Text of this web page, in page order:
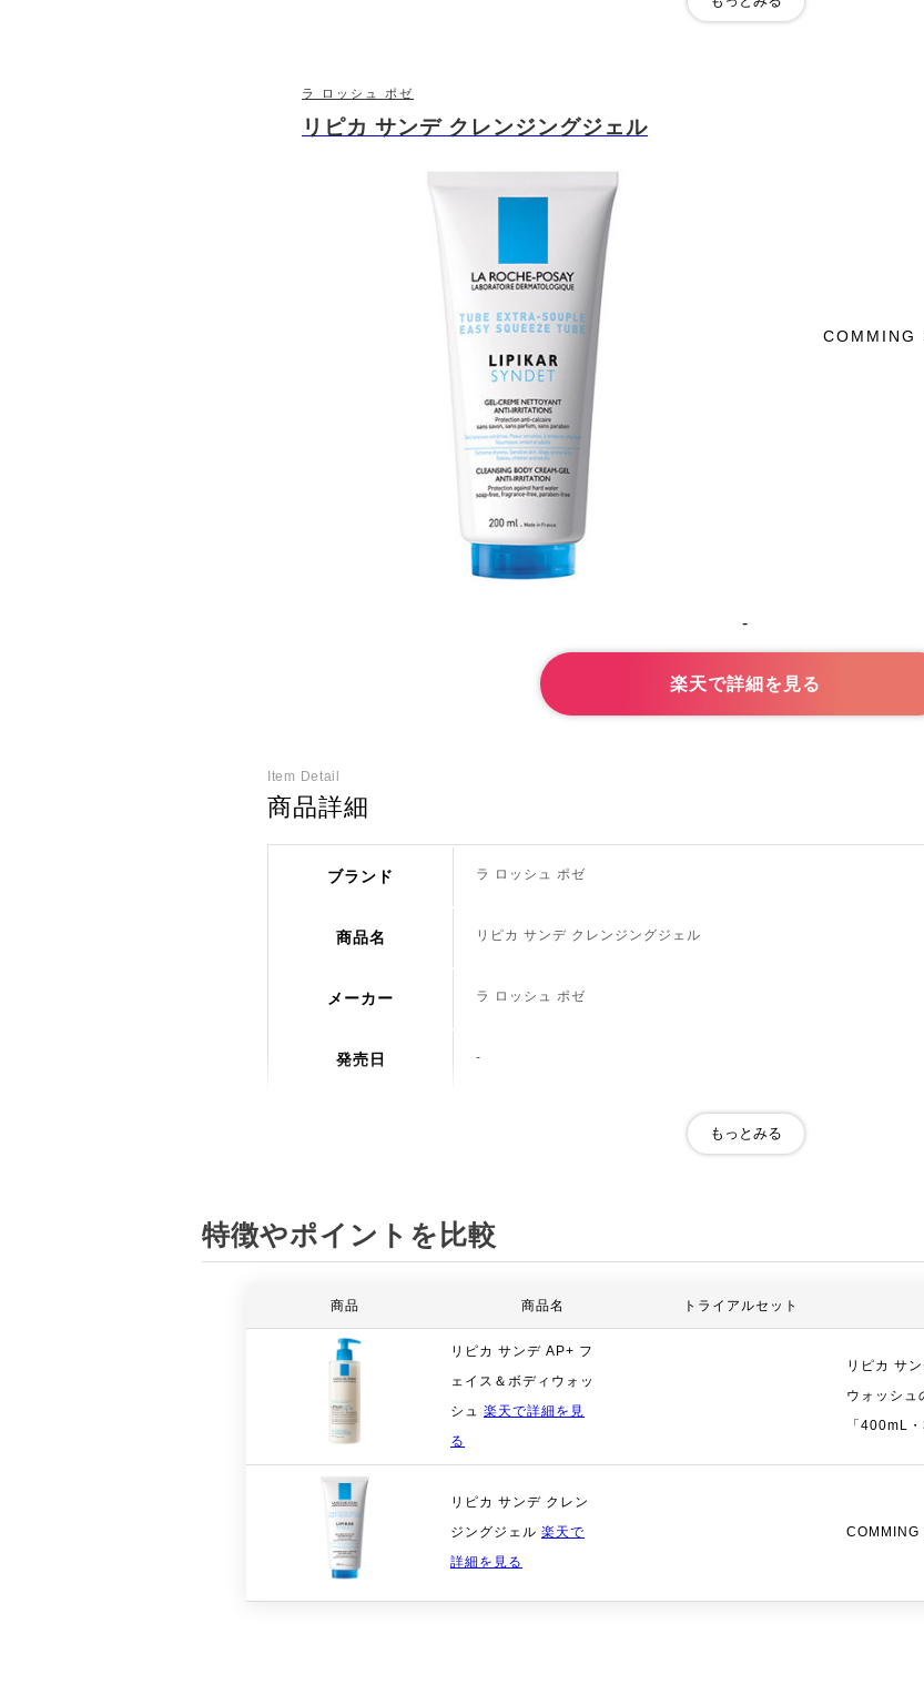
ラ ロッシュ ポゼ
リピカ サンデ クレンジングジェル
COMMING
-
楽天で詳細を見る
Item Detail
商品詳細
ブランド ラ ロッシュ ポゼ
商品名 リピカ サンデ クレンジングジェル
メーカー ラ ロッシュ ポゼ
発売日 -
特徴やポイントを比較
商品 商品名 トライアルセット
リピカ サンデ AP+ フ
ェイス＆ボディウォッ
シュ 楽天で詳細を見
る
リピカ サ
ウォッシュ
「400mL
リピカ サンデ クレン
ジングジェル 楽天で
詳細を見る
COMMING